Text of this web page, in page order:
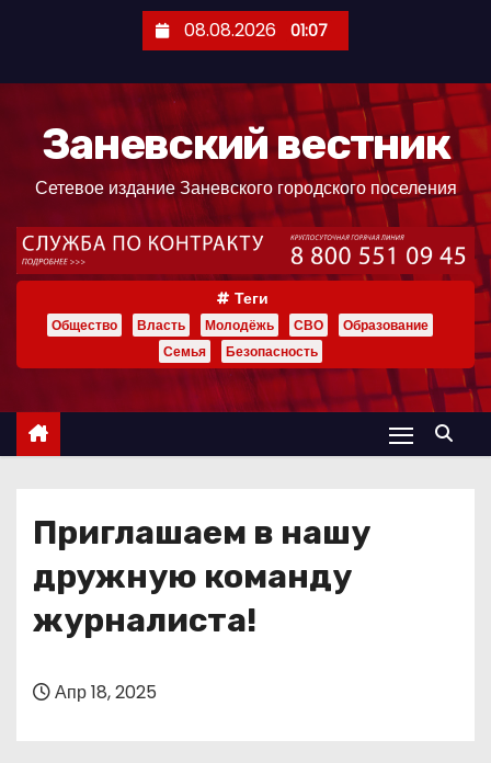
ж
08.08.2026 01:07
Заневский вестник
Сетевое издание Заневского городского поселения
Теги
Общество Власть Молодёжь СВО
Образование
Семья
Безопасность
Приглашаем в нашу
дружную команду
журналиста!
Апр 18, 2025